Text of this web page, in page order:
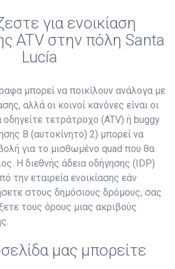
για ενοικίαση
ATV στην πόλη Santa
Lucía
μπορεί να ποικίλουν ανάλογα με
αλλά οι κοινοί κανόνες είναι οι
οδηγείτε τετράτροχο (ATV) ή buggy
B (αυτοκίνητο) 2) μπορεί να
για το μισθωμένο quad που θα
Η διεθνής άδεια οδήγησης (IDP)
την εταιρεία ενοικίασης εάν
στους δημόσιους δρόμους, σας
τους όρους μιας ακριβούς
μας μπορείτε